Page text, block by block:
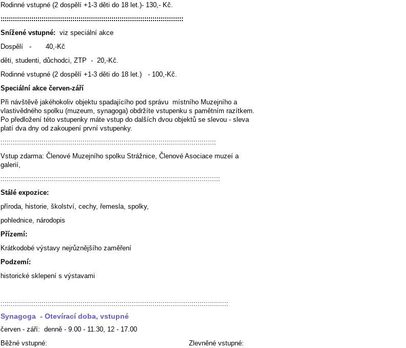
Rodinné vstupné (2 dospělí +1-3 děti do 18 let.)- 130,- Kč.
:::::::::::::::::::::::::::::::::::::::::::::::::::::::::::::::::::::::::::::::::::::::::
Snížené vstupné: viz speciální akce
Dospělí - 40,-Kč
děti, studenti, důchodci, ZTP - 20,-Kč.
Rodinné vstupné (2 dospělí +1-3 děti do 18 let.)
- 100,-Kč.
Speciální akce červen-září
Při návštěvě jakéhokoliv objektu spadajícího pod správu místního Muzejního a
vlastivědného spolku (muzeum, synagoga) obdržíte vstupenku s pamětním razítkem.
Po předložení této vstupenky máte vstup do dalších dvou objektů se slevou - sleva
platí dva dny od zakoupení první vstupenky.
:::::::::::::::::::::::::::::::::::::::::::::::::::::::::::::::::::::::::::::::::::::::::::::::::::::::::
Vstup zdarma: Členové Muzejního spolku Strážnice, Členové Asociace muzeí a
galerií,
:::::::::::::::::::::::::::::::::::::::::::::::::::::::::::::::::::::::::::::::::::::::::::::::::::::::::::
Stálé expozice:
příroda, historie, školství, cechy, řemesla, spolky,
pohlednice, národopis
Přízemí:
Krátkodobé výstavy nejrůznějšího zaměření
Podzemí:
historické sklepení s výstavami
:::::::::::::::::::::::::::::::::::::::::::::::::::::::::::::::::::::::::::::::::::::::::::::::::::::::::::::::
Synagoga - Otevírací doba, vstupné
červen - září: denně - 9.00 - 11.30, 12 - 17.00
Běžné vstupné: Zlevněné vstupné: